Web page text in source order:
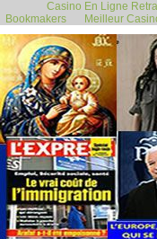
Casino En Ligne
Bookmakers
Meilleur